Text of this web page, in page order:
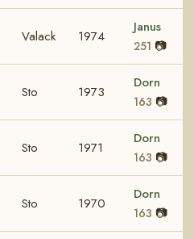
Valack 1974
Janus
251 📷
Sto 1973
Dorn
163 📷
Sto 1971
Dorn
163 📷
Sto 1970
Dorn
163 📷